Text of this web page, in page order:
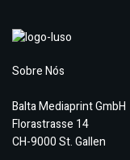
Sobre Nós
Balta Mediaprint GmbH
Florastrasse 14
CH-9000 St. Gallen